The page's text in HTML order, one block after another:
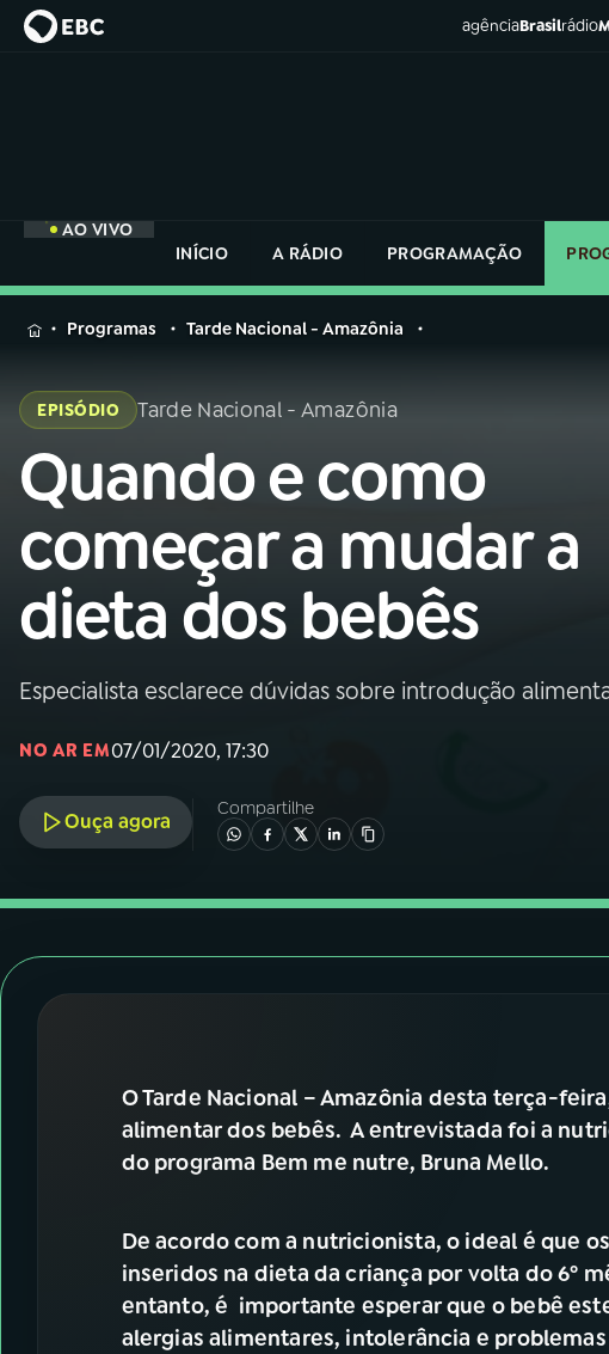
agênciaBrasilrádio
AO VIVO
INÍCIO
A RÁDIO PROGRAMAÇÃO
MENU
Buscar
na
Rádio
Nacional
01INÍCIO
02 A RÁDIO
03PROGRAMAÇÃO
PROGRAMAS
FESTIVAL DE MÚSICA
ACOMPANHE A RÁDIO NACIONAL
YouTube Facebook
Instagram X
na
Rádio
Programas Tarde Nacional - Amazônia
EPISÓDIO Tarde Nacional - Amazônia
Quando e como
começar a mudar a
dieta dos bebês
Especialista esclarece dúvidas sobre introdução
NO AR EM07/01/2020, 17:30
Ouça agora
Compartilhe
O Tarde Nacional – Amazônia desta terça-
alimentar dos bebês. A entrevistada foi a
do programa Bem me nutre, Bruna Mello.
De acordo com a nutricionista, o ideal é que
inseridos na dieta da criança por volta do 6º
entanto, é importante esperar que o bebê
alergias alimentares, intolerância e